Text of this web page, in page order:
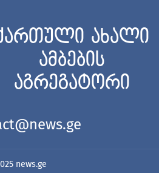
ახალი
ამბების
აგრეგატორი
news.ge